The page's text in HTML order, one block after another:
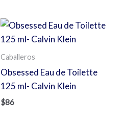
Caballeros
Obsessed Eau de Toilette
125 ml- Calvin Klein
$86